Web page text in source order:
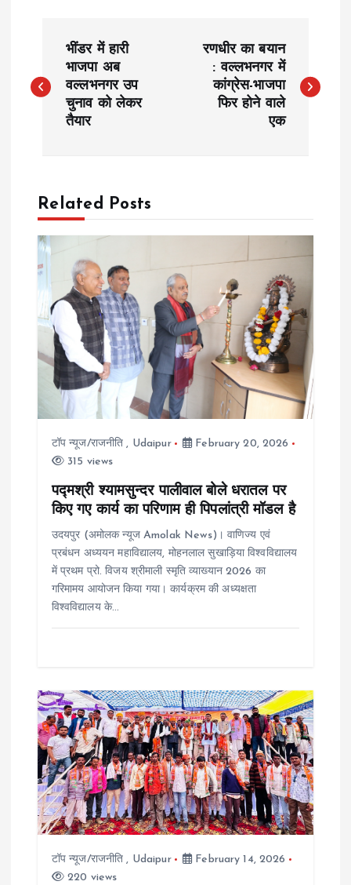
o
n
a
v
g
t
भींडर में हारी
भाजपा अब
वल्लभनगर उप
चुनाव को लेकर
तैयार
रणधीर का बयान
: वल्लभनगर में
कांग्रेस-भाजपा
फिर होने वाले
एक
Related Posts
टॉप न्यूज/राजनीति , Udaipur
February 20, 2026
315 views
पद्मश्री श्यामसुन्दर पालीवाल बोले धरातल पर
किए गए कार्य का परिणाम ही पिपलांत्री मॉडल है
उदयपुर (अमोलक न्यूज Amolak News)। वाणिज्य एवं
प्रबंधन अध्ययन महाविद्यालय, मोहनलाल सुखाड़िया विश्वविद्यालय
में प्रथम प्रो. विजय श्रीमाली स्मृति व्याख्यान 2026 का
गरिमामय आयोजन किया गया। कार्यक्रम की अध्यक्षता
विश्वविद्यालय के…
टॉप न्यूज/राजनीति , Udaipur
February 14, 2026
220 views